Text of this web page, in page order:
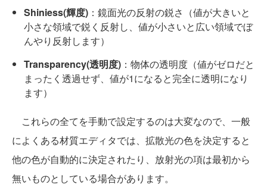
Shiniess(輝度) ：鏡面光の反射の鋭さ（値が大きいと
小さな領域で鋭く反射し、値が小さいと広い領域でぼ
んやり反射します）
Transparency(透明度) ：物体の透明度（値がゼロだと
まったく透過せず、値が1になると完全に透明になり
ます）
これらの全てを手動で設定するのは大変なので、一般
によくある材質エディタでは、拡散光の色を決定すると
他の色が自動的に決定されたり、放射光の項は最初から
無いものとしている場合があります。